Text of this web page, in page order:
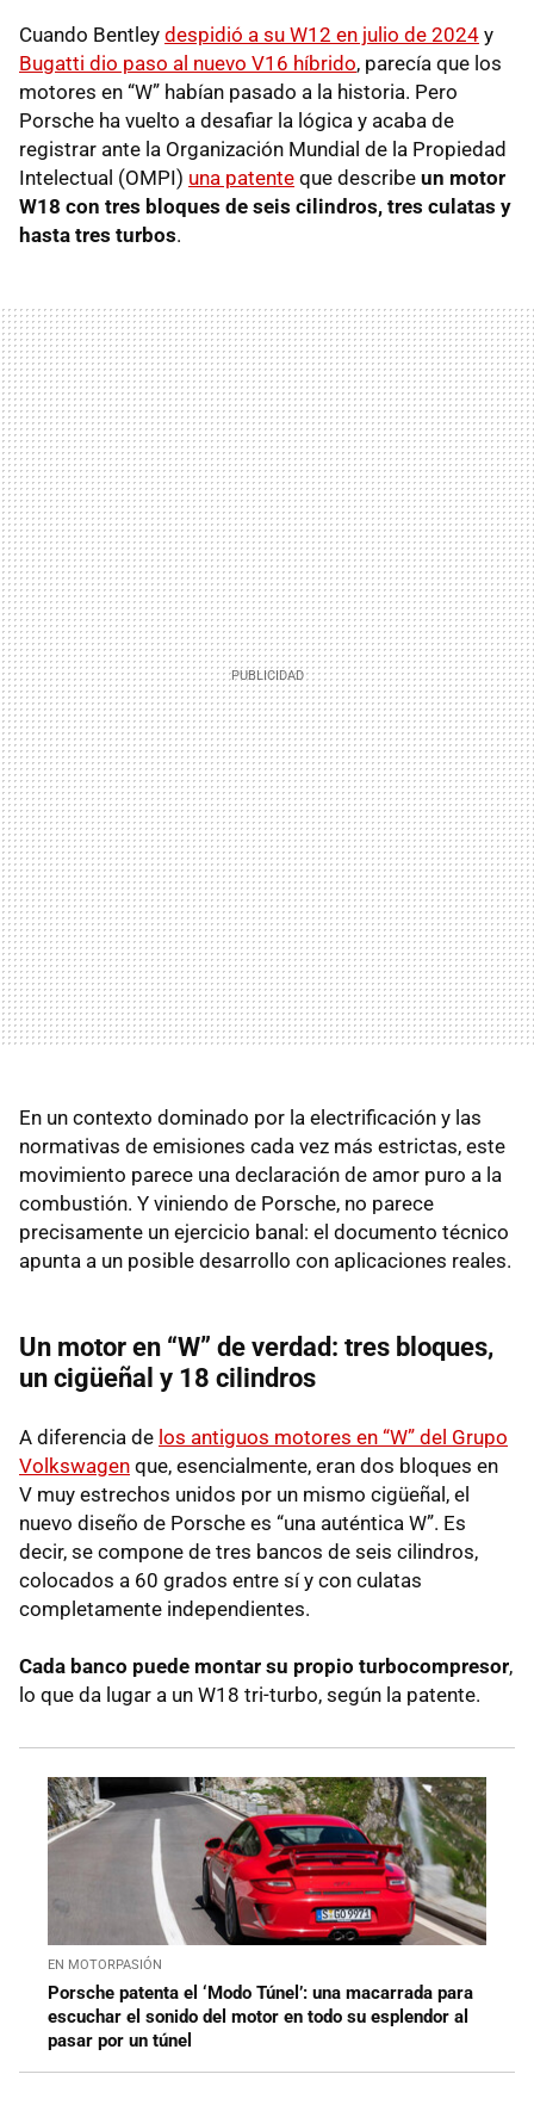
Cuando Bentley despidió a su W12 en julio de 2024 y
Bugatti dio paso al nuevo V16 híbrido, parecía que los
motores en “W” habían pasado a la historia. Pero
Porsche ha vuelto a desafiar la lógica y acaba de
registrar ante la Organización Mundial de la Propiedad
Intelectual (OMPI) una patente que describe un motor
W18 con tres bloques de seis cilindros, tres culatas y
hasta tres turbos.
En un contexto dominado por la electrificación y las
normativas de emisiones cada vez más estrictas, este
movimiento parece una declaración de amor puro a la
combustión. Y viniendo de Porsche, no parece
precisamente un ejercicio banal: el documento técnico
apunta a un posible desarrollo con aplicaciones reales.
Un motor en “W” de verdad: tres bloques,
un cigüeñal y 18 cilindros
A diferencia de los antiguos motores en “W” del Grupo
Volkswagen que, esencialmente, eran dos bloques en
V muy estrechos unidos por un mismo cigüeñal, el
nuevo diseño de Porsche es “una auténtica W”. Es
decir, se compone de tres bancos de seis cilindros,
colocados a 60 grados entre sí y con culatas
completamente independientes.
Cada banco puede montar su propio turbocompresor,
lo que da lugar a un W18 tri-turbo, según la patente.
EN MOTORPASIÓN
Porsche patenta el ‘Modo Túnel’: una macarrada para
escuchar el sonido del motor en todo su esplendor al
pasar por un túnel